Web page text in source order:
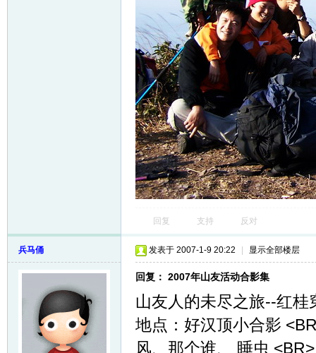
回复 支持 反对
兵马俑 发表于 2007-1-9 20:22 显示全部楼层
回复： 2007年山友活动合影集
山友人的未尽之旅--红
地点：好汉顶小合影
风、那个谁、 睡虫